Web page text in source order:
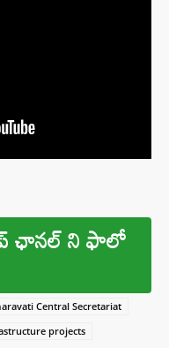
ఛానల్ ని ఫాలో
Central Secretariat
projects